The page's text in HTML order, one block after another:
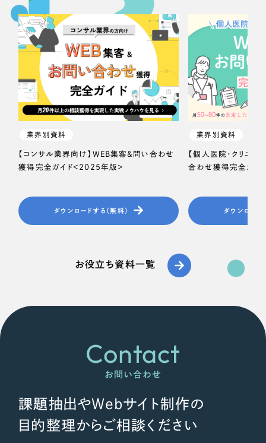
業界別資料
【コンサル業界向け】WEB集客＆問い合わせ
獲得完全ガイド＜2025年版＞
ダウンロードする（無料）
業界別資料
【個人医院・クリニッ
合わせ獲得完全ガイ
ダウンロード
お役立ち資料一覧
Contact
お問い合わせ
課題抽出やWebサイト制作の
目的整理からご相談ください